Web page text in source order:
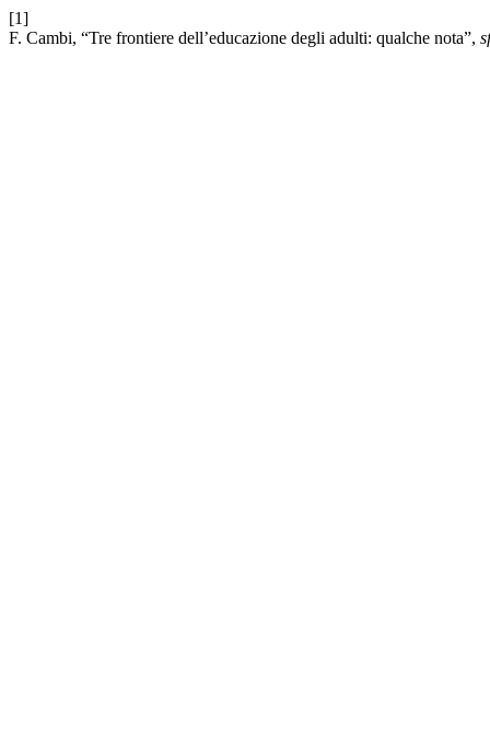
[1]
F. Cambi, “Tre frontiere dell’educazione degli adulti: qualche nota”, sf